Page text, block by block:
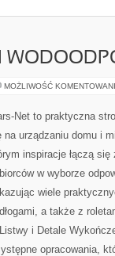
MOŻLIWOŚĆ
Net to praktyczna
na urządzaniu domu i
inspiracje łączą
w wyborze
wiele
a także z
i Detale
opracowania,